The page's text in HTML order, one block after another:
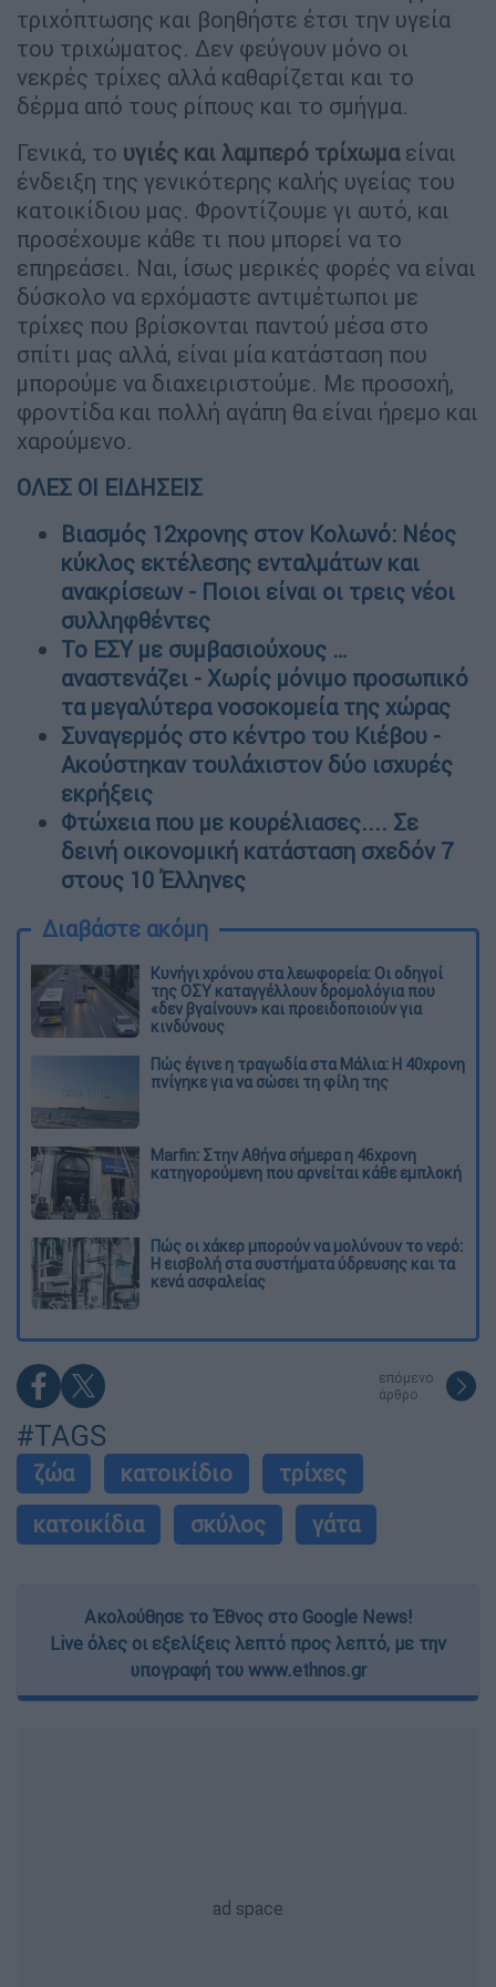
τριχόπτωσης και βοηθήστε έτσι την υγεία
του τριχώματος. Δεν φεύγουν μόνο οι
νεκρές τρίχες αλλά καθαρίζεται και το
δέρμα από τους ρίπους και το σμήγμα.
Γενικά, το υγιές και λαμπερό τρίχωμαείναι
ένδειξη της γενικότερης καλής υγείας του
κατοικίδιου μας. Φροντίζουμε γι αυτό, και
προσέχουμε κάθε τι που μπορεί να το
επηρεάσει. Ναι, ίσως μερικές φορές να είναι
δύσκολο να ερχόμαστε αντιμέτωποι με
τρίχες που βρίσκονται παντού μέσα στο
σπίτι μας αλλά, είναι μία κατάσταση που
μπορούμε να διαχειριστούμε. Με προσοχή,
φροντίδα και πολλή αγάπη θα είναι ήρεμο και
χαρούμενο.
ΟΛΕΣ ΟΙ ΕΙΔΗΣΕΙΣ
Βιασμός 12χρονης στον Κολωνό: Νέος
κύκλος εκτέλεσης ενταλμάτων και
ανακρίσεων - Ποιοι είναι οι τρεις νέοι
συλληφθέντες
Το ΕΣΥ με συμβασιούχους …
αναστενάζει - Χωρίς μόνιμο προσωπικό
τα μεγαλύτερα νοσοκομεία της χώρας
Συναγερμός στο κέντρο του Κιέβου -
Ακούστηκαν τουλάχιστον δύο ισχυρές
εκρήξεις
Φτώχεια που με κουρέλιασες.... Σε
δεινή οικονομική κατάσταση σχεδόν 7
στους 10 Έλληνες
Διαβάστε ακόμη
Κυνήγι χρόνου στα λεωφορεία: Οι οδηγοί
της ΟΣΥ καταγγέλλουν δρομολόγια που
«δεν βγαίνουν» και προειδοποιούν για
κινδύνους
Πώς έγινε η τραγωδία στα Μάλια: Η 40χρονη
πνίγηκε για να σώσει τη φίλη της
Marfin: Στην Αθήνα σήμερα η 46χρονη
κατηγορούμενη που αρνείται κάθε εμπλοκή
Πώς οι χάκερ μπορούν να μολύνουν το νερό:
Η εισβολή στα συστήματα ύδρευσης και τα
κενά ασφαλείας
επόμενο
άρθρο
#TAGS
ζώα κατοικίδιο
τρίχες
κατοικίδια
σκύλος γάτα
Ακολούθησε το Έθνος στο Google News!
Live όλες οι εξελίξεις λεπτό προς λεπτό, με την
υπογραφή του www.ethnos.gr